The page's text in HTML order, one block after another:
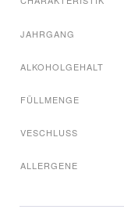
JAHRGANG
ALKOHOLGEHALT
FÜLLMENGE
VESCHLUSS
ALLERGENE